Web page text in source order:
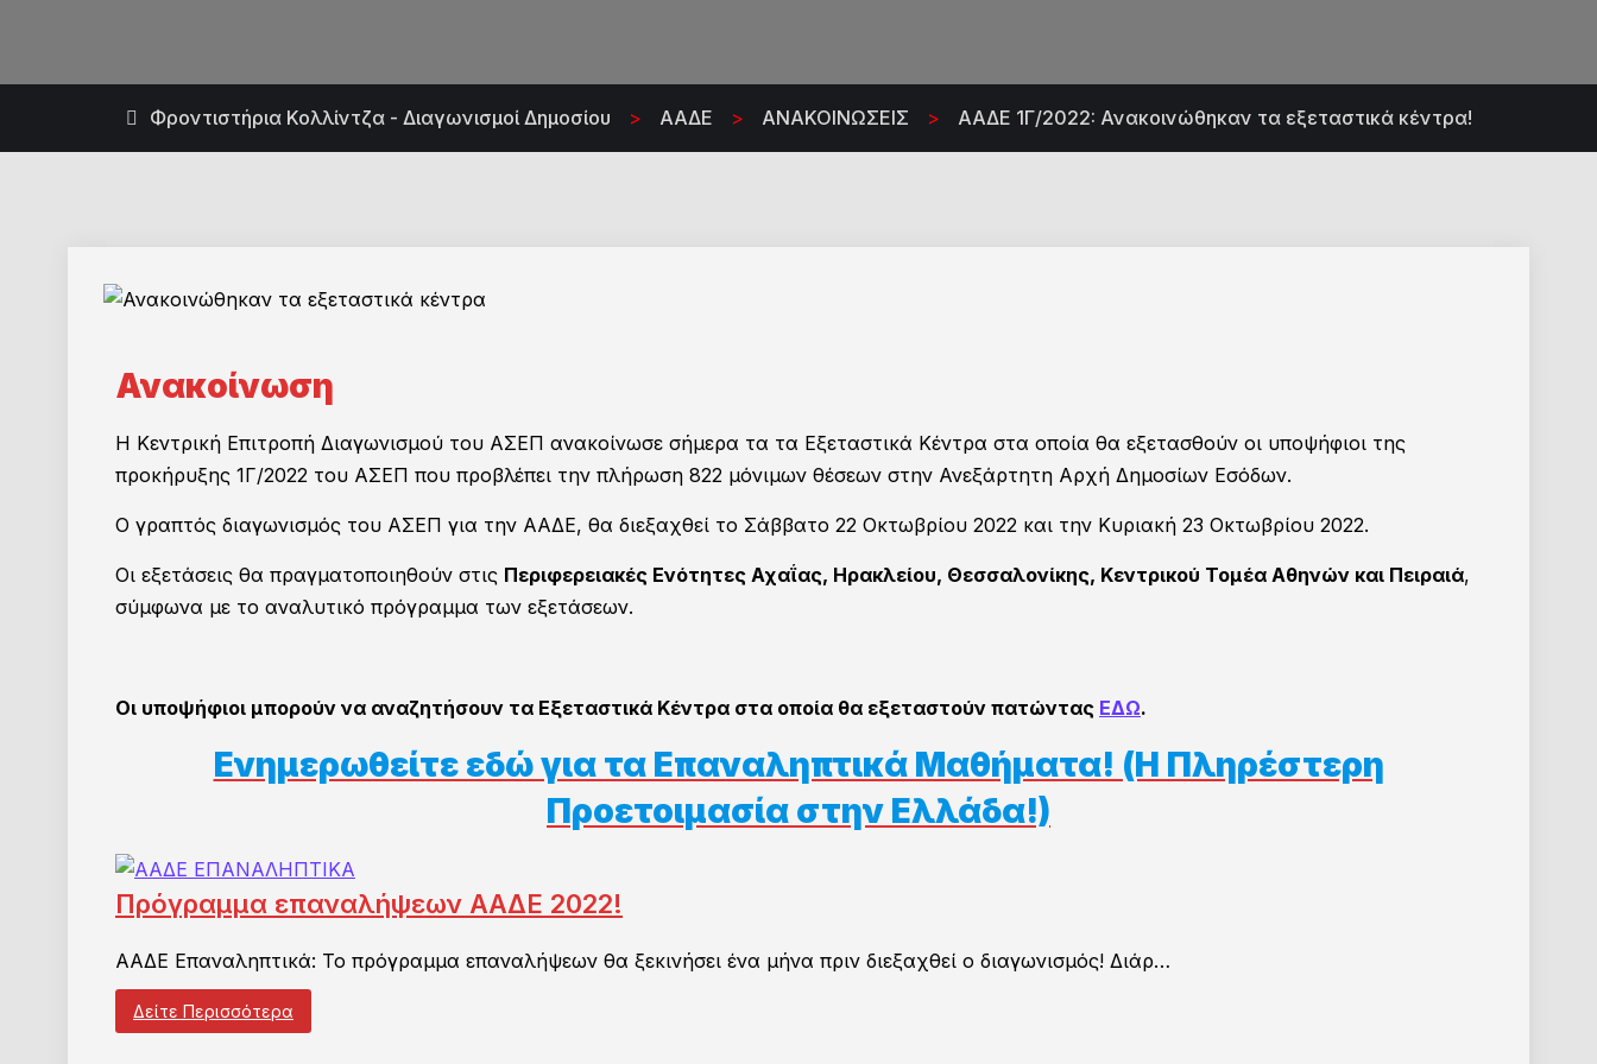
Φροντιστήρια Κολλίντζα - Διαγωνισμοί Δημοσίου > ΑΑΔΕ > ΑΝΑΚΟΙΝΩΣΕΙΣ > ΑΑΔΕ 1Γ/2022: Ανακοινώθηκαν τα εξεταστικά κέντρα!
Ανακοίνωση
H Κεντρική Επιτροπή Διαγωνισμού του ΑΣΕΠ ανακοίνωσε σήμερα τα τα Εξεταστικά Κέντρα στα οποία θα εξετασθούν οι υποψήφιοι της
προκήρυξης 1Γ/2022 του ΑΣΕΠ που προβλέπει την πλήρωση 822 μόνιμων θέσεων στην Ανεξάρτητη Αρχή Δημοσίων Εσόδων.
Ο γραπτός διαγωνισμός του ΑΣΕΠ για την ΑΑΔΕ, θα διεξαχθεί το Σάββατο 22 Οκτωβρίου 2022 και την Κυριακή 23 Οκτωβρίου 2022.
Οι εξετάσεις θα πραγματοποιηθούν στις Περιφερειακές Ενότητες Αχαΐας, Ηρακλείου, Θεσσαλονίκης, Κεντρικού Τομέα Αθηνών και Πειραιά,
σύμφωνα με το αναλυτικό πρόγραμμα των εξετάσεων.
Οι υποψήφιοι μπορούν να αναζητήσουν τα Εξεταστικά Κέντρα στα οποία θα εξεταστούν πατώντας ΕΔΩ.
Ενημερωθείτε εδώ για τα Επαναληπτικά Μαθήματα! (Η Πληρέστερη
Προετοιμασία στην Ελλάδα!)
Πρόγραμμα επαναλήψεων ΑΑΔΕ 2022!
ΑΑΔΕ Επαναληπτικά: Το πρόγραμμα επαναλήψεων θα ξεκινήσει ένα μήνα πριν διεξαχθεί ο διαγωνισμός! Διάρ…
Δείτε Περισσότερα